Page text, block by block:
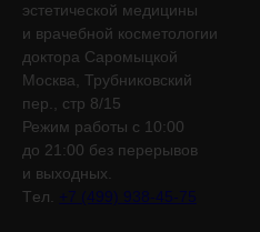
эстетической медицины
и врачебной косметологии
доктора Саромыцкой
Москва, Трубниковский
пер., стр 8/15
Режим работы с 10:00
до 21:00 без перерывов
и выходных.
Tел. +7 (499) 938-45-75